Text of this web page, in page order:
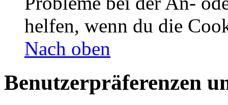
helfen, wenn du die
Nach oben
Benutzerpräferenzen